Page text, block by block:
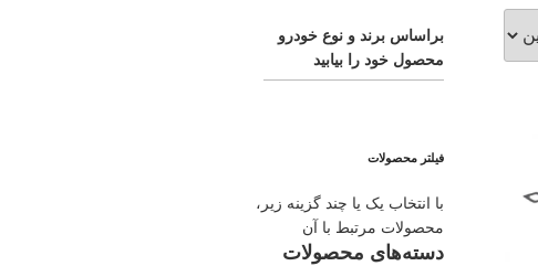
براساس برند و نوع خودرو
محصول خود را بیابید
فیلتر محصولات
با انتخاب یک یا چند گزینه زیر،
محصولات مرتبط با آن
دسته‌های محصولات